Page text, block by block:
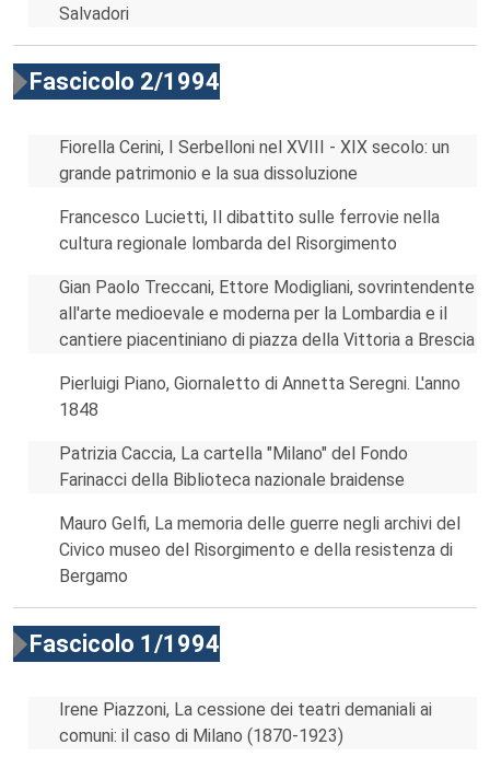
Salvadori
Fascicolo 2/1994
Fiorella Cerini, I Serbelloni nel XVIII - XIX secolo: un
grande patrimonio e la sua dissoluzione
Francesco Lucietti, Il dibattito sulle ferrovie nella
cultura regionale lombarda del Risorgimento
Gian Paolo Treccani, Ettore Modigliani, sovrintendente
all'arte medioevale e moderna per la Lombardia e il
cantiere piacentiniano di piazza della Vittoria a Brescia
Pierluigi Piano, Giornaletto di Annetta Seregni. L'anno
1848
Patrizia Caccia, La cartella "Milano" del Fondo
Farinacci della Biblioteca nazionale braidense
Mauro Gelfi, La memoria delle guerre negli archivi del
Civico museo del Risorgimento e della resistenza di
Bergamo
Fascicolo 1/1994
Irene Piazzoni, La cessione dei teatri demaniali ai
comuni: il caso di Milano (1870-1923)